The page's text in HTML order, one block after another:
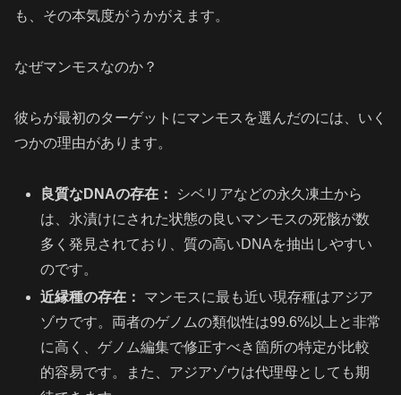
も、その本気度がうかがえます。
なぜマンモスなのか？
彼らが最初のターゲットにマンモスを選んだのには、いく
つかの理由があります。
良質なDNAの存在：
シベリアなどの永久凍土から
は、氷漬けにされた状態の良いマンモスの死骸が数
多く発見されており、質の高いDNAを抽出しやすい
のです。
近縁種の存在：
マンモスに最も近い現存種はアジア
ゾウです。両者のゲノムの類似性は99.6%以上と非常
に高く、ゲノム編集で修正すべき箇所の特定が比較
的容易です。また、アジアゾウは代理母としても期